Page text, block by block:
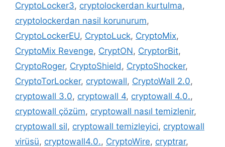
CryptoLocker3, cryptolockerdan kurtulma,
cryptolockerdan nasil korunurum,
CryptoLockerEU, CryptoLuck, CryptoMix,
CryptoMix Revenge, CryptON, CryptorBit,
CryptoRoger, CryptoShield, CryptoShocker,
CryptoTorLocker, cryptowall, CryptoWall 2.0,
cryptowall 3.0, cryptowall 4, cryptowall 4.0.,
cryptowall çözüm, cryptowall nasıl temizlenir,
cryptowall sil, cryptowall temizleyici, cryptowall
virüsü, cryptowall4.0., CryptoWire, cryptrar,